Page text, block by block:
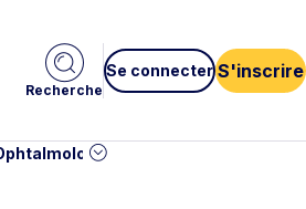
Recherche
Se connecter S'inscrire